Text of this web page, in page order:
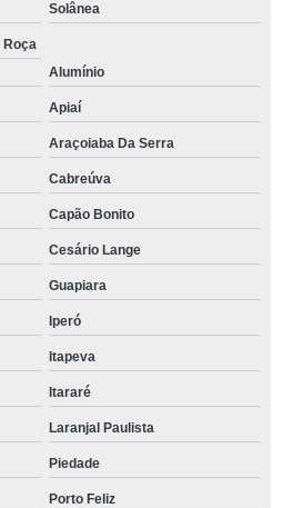
Solânea
Roça
Alumínio
Apiaí
Araçoiaba Da Serra
Cabreúva
Capão Bonito
Cesário Lange
Guapiara
Iperó
Itapeva
Itararé
Laranjal Paulista
Piedade
Porto Feliz